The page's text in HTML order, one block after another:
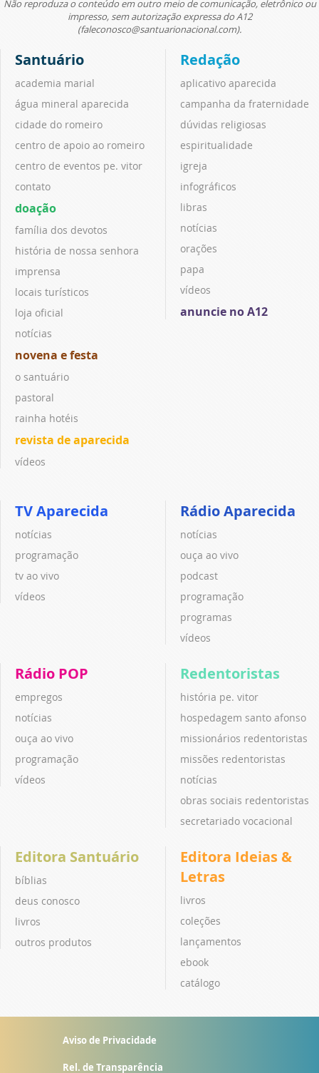
Não reproduza o conteúdo em outro meio de comunicação, eletrônico ou
impresso, sem autorização expressa do A12
(faleconosco@santuarionacional.com).
Santuário
academia marial
água mineral aparecida
cidade do romeiro
centro de apoio ao romeiro
centro de eventos pe. vitor
contato
doação
família dos devotos
história de nossa senhora
imprensa
locais turísticos
loja oficial
notícias
novena e festa
o santuário
pastoral
rainha hotéis
revista de aparecida
vídeos
Redação
aplicativo aparecida
campanha da fraternidade
dúvidas religiosas
espiritualidade
igreja
infográficos
libras
notícias
orações
papa
vídeos
anuncie no A12
TV Aparecida
notícias
programação
tv ao vivo
vídeos
Rádio Aparecida
notícias
ouça ao vivo
podcast
programação
programas
vídeos
Rádio POP
empregos
notícias
ouça ao vivo
programação
vídeos
Redentoristas
história pe. vitor
hospedagem santo afonso
missionários redentoristas
missões redentoristas
notícias
obras sociais redentoristas
secretariado vocacional
Editora Santuário
bíblias
deus conosco
livros
outros produtos
Editora Ideias &
Letras
livros
coleções
lançamentos
ebook
catálogo
Aviso de Privacidade
Rel. de Transparência